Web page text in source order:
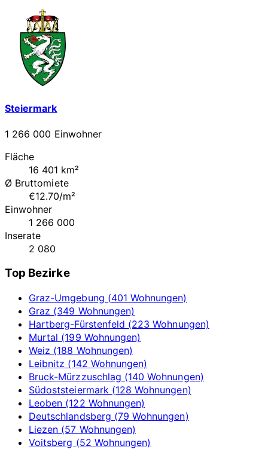
Steiermark
1 266 000 Einwohner
Fläche
16 401 km²
Ø Bruttomiete
€12.70/m²
Einwohner
1 266 000
Inserate
2 080
Top Bezirke
Graz-Umgebung (401 Wohnungen)
Graz (349 Wohnungen)
Hartberg-Fürstenfeld (223 Wohnungen)
Murtal (199 Wohnungen)
Weiz (188 Wohnungen)
Leibnitz (142 Wohnungen)
Bruck-Mürzzuschlag (140 Wohnungen)
Südoststeiermark (128 Wohnungen)
Leoben (122 Wohnungen)
Deutschlandsberg (79 Wohnungen)
Liezen (57 Wohnungen)
Voitsberg (52 Wohnungen)